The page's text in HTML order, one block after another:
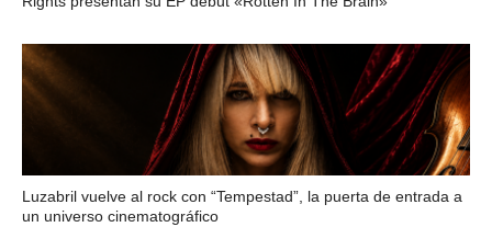
Luzabril vuelve al rock con “Tempestad”, la puerta de entrada a
un universo cinematográfico